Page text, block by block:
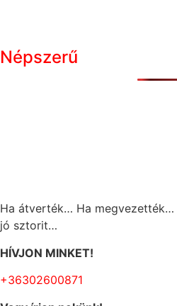
Népszerű
Ha átverték… Ha
jó sztorit…
HÍVJON MINKET!
+36302600871